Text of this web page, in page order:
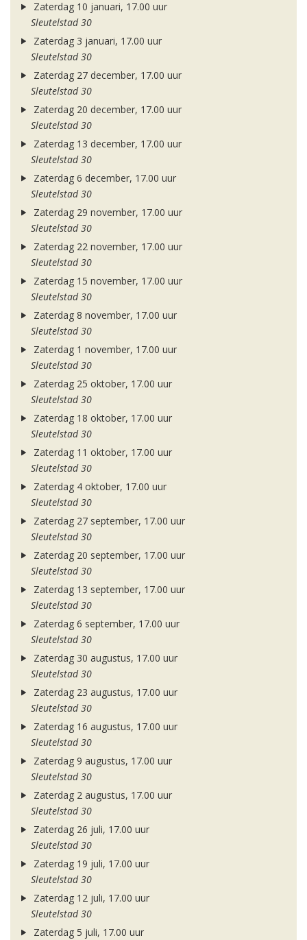
Zaterdag 10 januari, 17.00 uur
Sleutelstad 30
Zaterdag 3 januari, 17.00 uur
Sleutelstad 30
Zaterdag 27 december, 17.00 uur
Sleutelstad 30
Zaterdag 20 december, 17.00 uur
Sleutelstad 30
Zaterdag 13 december, 17.00 uur
Sleutelstad 30
Zaterdag 6 december, 17.00 uur
Sleutelstad 30
Zaterdag 29 november, 17.00 uur
Sleutelstad 30
Zaterdag 22 november, 17.00 uur
Sleutelstad 30
Zaterdag 15 november, 17.00 uur
Sleutelstad 30
Zaterdag 8 november, 17.00 uur
Sleutelstad 30
Zaterdag 1 november, 17.00 uur
Sleutelstad 30
Zaterdag 25 oktober, 17.00 uur
Sleutelstad 30
Zaterdag 18 oktober, 17.00 uur
Sleutelstad 30
Zaterdag 11 oktober, 17.00 uur
Sleutelstad 30
Zaterdag 4 oktober, 17.00 uur
Sleutelstad 30
Zaterdag 27 september, 17.00 uur
Sleutelstad 30
Zaterdag 20 september, 17.00 uur
Sleutelstad 30
Zaterdag 13 september, 17.00 uur
Sleutelstad 30
Zaterdag 6 september, 17.00 uur
Sleutelstad 30
Zaterdag 30 augustus, 17.00 uur
Sleutelstad 30
Zaterdag 23 augustus, 17.00 uur
Sleutelstad 30
Zaterdag 16 augustus, 17.00 uur
Sleutelstad 30
Zaterdag 9 augustus, 17.00 uur
Sleutelstad 30
Zaterdag 2 augustus, 17.00 uur
Sleutelstad 30
Zaterdag 26 juli, 17.00 uur
Sleutelstad 30
Zaterdag 19 juli, 17.00 uur
Sleutelstad 30
Zaterdag 12 juli, 17.00 uur
Sleutelstad 30
Zaterdag 5 juli, 17.00 uur